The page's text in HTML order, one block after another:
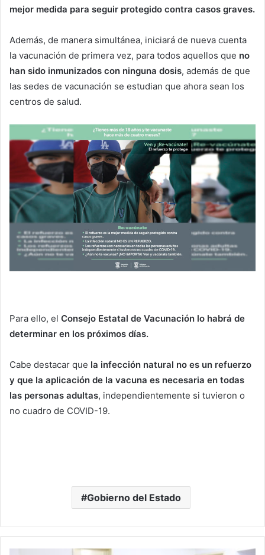
mejor medida para seguir protegido contra casos graves.
Además, de manera simultánea, iniciará de nueva cuenta
la vacunación de primera vez, para todos aquellos que no
han sido inmunizados con ninguna dosis, además de que
las sedes de vacunación se estudian que ahora sean los
centros de salud.
Para ello, el Consejo Estatal de Vacunación lo habrá de
determinar en los próximos días.
Cabe destacar que la infección natural no es un refuerzo
y que la aplicación de la vacuna es necesaria en todas
las personas adultas, independientemente si tuvieron o
no cuadro de COVID-19.
Gobierno del Estado